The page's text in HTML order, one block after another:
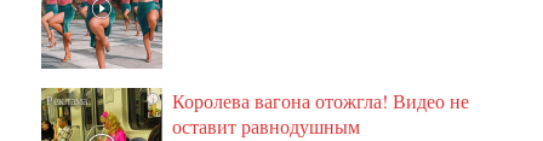
i
Королева вагона отожгла! Видео не
оставит равнодушным